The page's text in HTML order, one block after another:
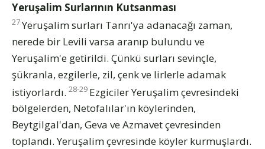
Yeruşalim Surlarının Kutsanması
27Yeruşalim surları Tanrı'ya adanacağı zaman,
nerede bir Levili varsa aranıp bulundu ve
Yeruşalim'e getirildi. Çünkü surları sevinçle,
şükranla, ezgilerle, zil, çenk ve lirlerle adamak
istiyorlardı. 28-29 Ezgiciler Yeruşalim çevresindeki
bölgelerden, Netofalılar'ın köylerinden,
Beytgilgal'dan, Geva ve Azmavet çevresinden
toplandı. Yeruşalim çevresinde köyler kurmuşlardı.